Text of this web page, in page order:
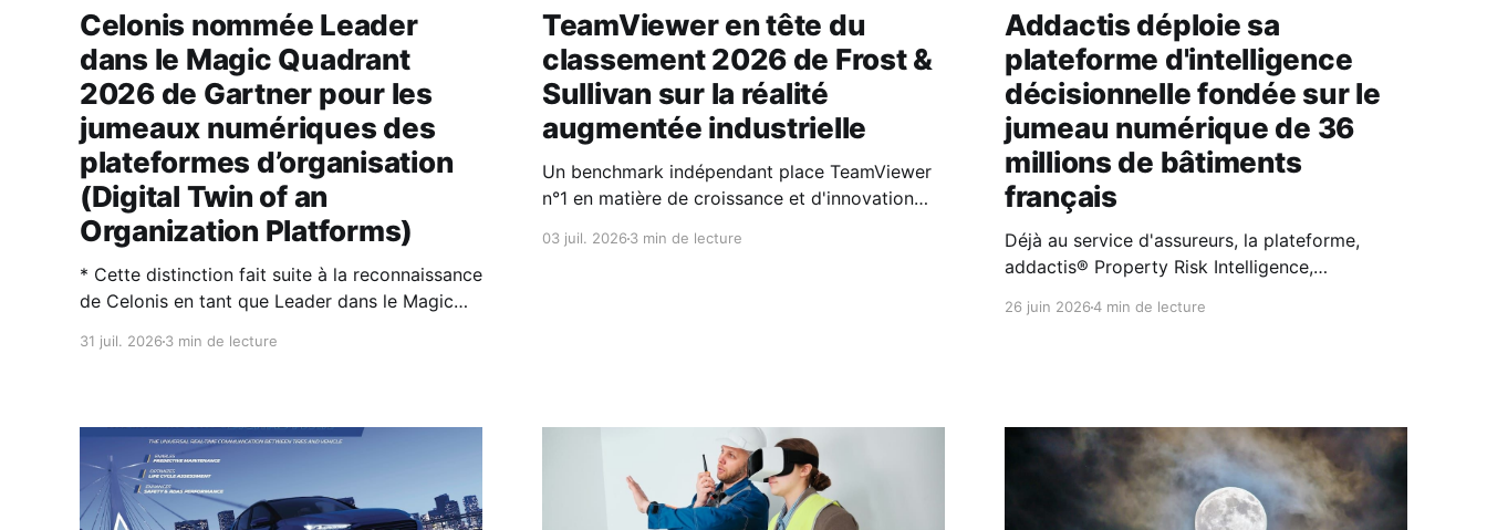
Celonis nommée Leader
dans le Magic Quadrant
2026 de Gartner pour les
jumeaux numériques des
plateformes d’organisation
(Digital Twin of an
Organization Platforms)
* Cette distinction fait suite à la reconnaissance
de Celonis en tant que Leader dans le Magic
Intelligence. * Les jumeaux numériques
rend les DTO plus puissants et plus faciles à
utiliser,
31 juil. 2026 3 min de lecture
TeamViewer en tête du
classement 2026 de Frost &
Sullivan sur la réalité
augmentée industrielle
Un benchmark indépendant place TeamViewer
n°1 en matière de croissance et d'innovation
(AR) dédiées aux opérations des équipes
03 juil. 20263 min de lecture
Addactis déploie sa
plateforme d'intelligence
décisionnelle fondée sur le
jumeau numérique de 36
millions de bâtiments
français
Déjà au service d'assureurs, la plateforme,
addactis® Property Risk Intelligence,
intelligence opérationnelle pour la souscription,
une connaissance fine de la vulnérabilité du bâti
26 juin 20264 min de lecture